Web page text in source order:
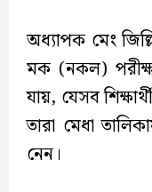
অধ্যাপক মেং
মক (নকল)
যায়, যেসব
তারা মেধা
নেন।